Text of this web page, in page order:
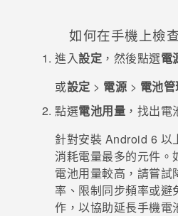
如何在手機上檢
進入設定 ，然後點選電
或設定 > 電源 > 電池
點選電池用量 ，找出電
針對安裝 Android 6 以
消耗電量最多的元件。
電池用量較高，請嘗
率、限制同步頻率或避
作，以協助延長手機電